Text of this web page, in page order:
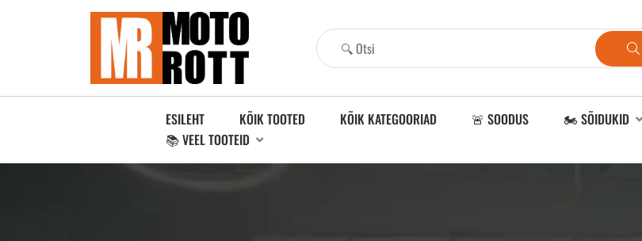
ESILEHT KÕIK TOOTED KÕIK KATEGOORIAD 🚨 SOODUS 🏍️ SÕIDUKID
📚 VEEL TOOTEID